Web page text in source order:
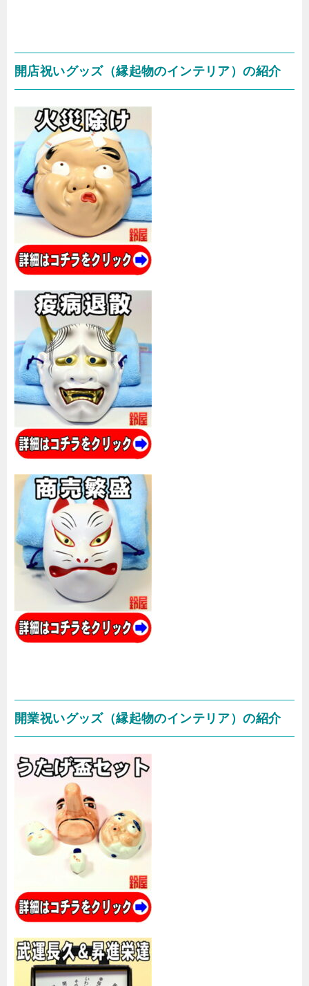
開店祝いグッズ（縁起物のインテリア）の紹介
開業祝いグッズ（縁起物のインテリア）の紹介